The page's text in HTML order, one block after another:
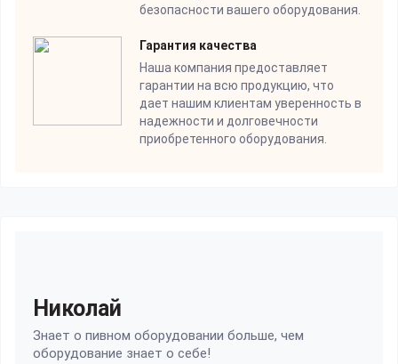
безопасности вашего оборудования.
Гарантия качества
Наша компания предоставляет
гарантии на всю продукцию, что
дает нашим клиентам уверенность в
надежности и долговечности
приобретенного оборудования.
Николай
Знает о пивном оборудовании больше, чем
оборудование знает о себе!